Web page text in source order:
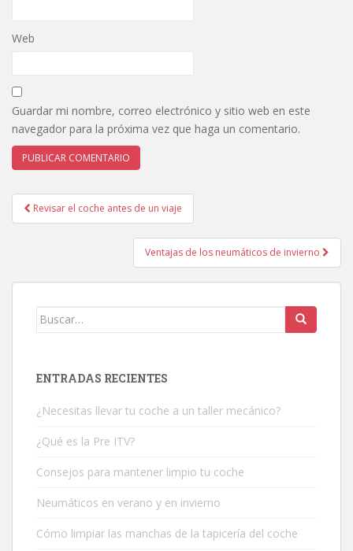
Web
Guardar mi nombre, correo electrónico y sitio web en este
navegador para la próxima vez que haga un comentario.
Navegación de entradas
Revisar el coche antes de un viaje
Ventajas de los neumáticos de invierno
Buscar:
ENTRADAS RECIENTES
¿Necesitas llevar tu coche a un taller mecánico?
¿Qué es la Pre ITV?
Consejos para mantener limpio tu coche
Neumáticos en verano y en invierno
Cómo limpiar las manchas de la tapicería del coche